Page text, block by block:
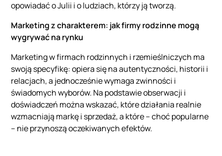
opowiadać o Julii i o ludziach, którzy ją tworzą.
Marketing z charakterem: jak firmy rodzinne mogą
wygrywać na rynku
Marketing w firmach rodzinnych i rzemieślniczych ma
swoją specyfikę: opiera się na autentyczności, historii i
relacjach, a jednocześnie wymaga zwinności i
świadomych wyborów. Na podstawie obserwacji i
doświadczeń można wskazać, które działania realnie
wzmacniają markę i sprzedaż, a które – choć popularne
– nie przynoszą oczekiwanych efektów.